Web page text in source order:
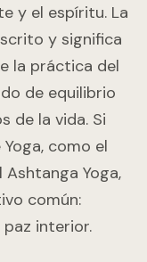
y el espíritu. La
y significa
la práctica del
de equilibrio
de la vida. Si
como el
Ashtanga Yoga,
común:
interior.